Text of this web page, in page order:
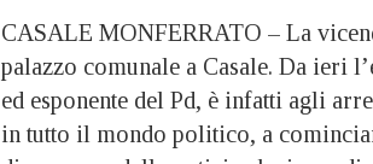
CASALE MONFERRATO – La
palazzo comunale a Casale. Da ieri
ed esponente del Pd, è infatti agli
in tutto il mondo politico, a